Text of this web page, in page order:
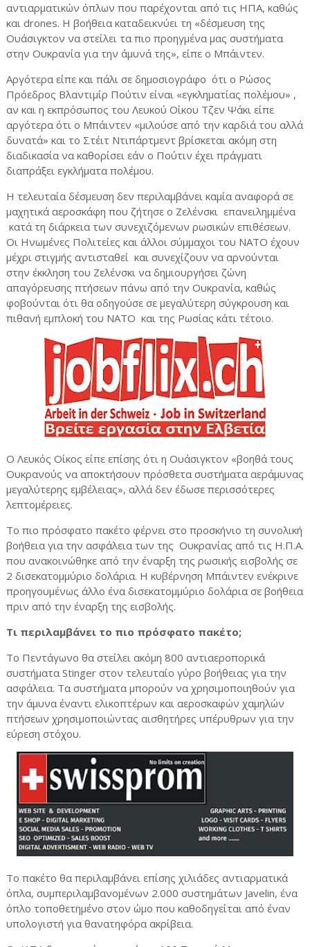
αντιαρματικών όπλων που παρέχονται από τις ΗΠΑ, καθώς
και drones. Η βοήθεια καταδεικνύει τη «δέσμευση της
Ουάσιγκτον να στείλει τα πιο προηγμένα μας συστήματα
στην Ουκρανία για την άμυνά της», είπε ο Μπάιντεν.
Αργότερα είπε και πάλι σε δημοσιογράφο ότι ο Ρώσος
Πρόεδρος Βλαντιμίρ Πούτιν είναι «εγκληματίας πολέμου» ,
αν και η εκπρόσωπος του Λευκού Οίκου Τζεν Ψάκι είπε
αργότερα ότι ο Μπάιντεν «μιλούσε από την καρδιά του αλλά
δυνατά» και το Στέιτ Ντιπάρτμεντ βρίσκεται ακόμη στη
διαδικασία να καθορίσει εάν ο Πούτιν έχει πράγματι
διαπράξει εγκλήματα πολέμου.
Η τελευταία δέσμευση δεν περιλαμβάνει καμία αναφορά σε
μαχητικά αεροσκάφη που ζήτησε ο Ζελένσκι επανειλημμένα
κατά τη διάρκεια των συνεχιζόμενων ρωσικών επιθέσεων.
Οι Ηνωμένες Πολιτείες και άλλοι σύμμαχοι του ΝΑΤΟ έχουν
μέχρι στιγμής αντισταθεί και συνεχίζουν να αρνούνται
στην έκκληση του Ζελένσκι να δημιουργήσει ζώνη
απαγόρευσης πτήσεων πάνω από την Ουκρανία, καθώς
φοβούνται ότι θα οδηγούσε σε μεγαλύτερη σύγκρουση και
πιθανή εμπλοκή του ΝΑΤΟ και της Ρωσίας κάτι τέτοιο.
Ο Λευκός Οίκος είπε επίσης ότι η Ουάσιγκτον «βοηθά τους
Ουκρανούς να αποκτήσουν πρόσθετα συστήματα αεράμυνας
μεγαλύτερης εμβέλειας», αλλά δεν έδωσε περισσότερες
λεπτομέρειες.
Το πιο πρόσφατο πακέτο φέρνει στο προσκήνιο τη συνολική
βοήθεια για την ασφάλεια των της Ουκρανίας από τις Η.Π.Α.
που ανακοινώθηκε από την έναρξη της ρωσικής εισβολής σε
2 δισεκατομμύριο δολάρια. Η κυβέρνηση Μπάιντεν ενέκρινε
προηγουμένως άλλο ένα δισεκατομμύριο δολάρια σε βοήθεια
πριν από την έναρξη της εισβολής.
Τι περιλαμβάνει το πιο πρόσφατο πακέτο;
Το Πεντάγωνο θα στείλει ακόμη 800 αντιαεροπορικά
συστήματα Stinger στον τελευταίο γύρο βοήθειας για την
ασφάλεια. Τα συστήματα μπορούν να χρησιμοποιηθούν για
την άμυνα έναντι ελικοπτέρων και αεροσκαφών χαμηλών
πτήσεων χρησιμοποιώντας αισθητήρες υπέρυθρων για την
εύρεση στόχου.
Το πακέτο θα περιλαμβάνει επίσης χιλιάδες αντιαρματικά
όπλα, συμπεριλαμβανομένων 2.000 συστημάτων Javelin, ένα
όπλο τοποθετημένο στον ώμο που καθοδηγείται από έναν
υπολογιστή για θανατηφόρα ακρίβεια.